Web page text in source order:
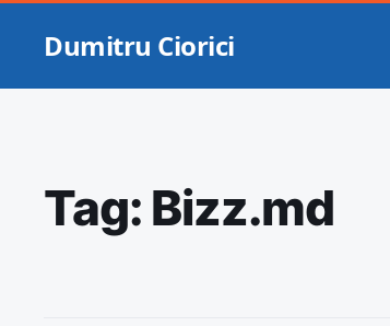
Dumitru Ciorici
Tag: Bizz.md